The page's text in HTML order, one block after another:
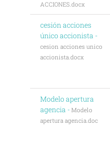
ACCIONES.docx
cesión acciones
único accionista -
cesion acciones unico
accionista.docx
Modelo apertura
agencia - Modelo
apertura agencia.doc